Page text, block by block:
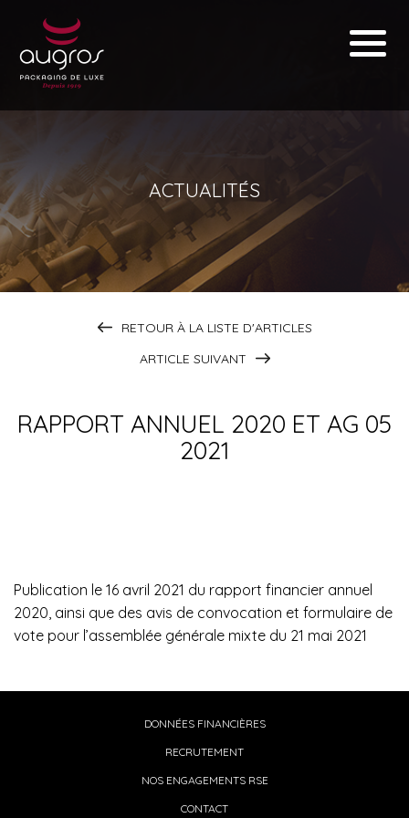
ACTUALITÉS
RETOUR À LA LISTE D'ARTICLES
ARTICLE SUIVANT
RAPPORT ANNUEL 2020 ET AG 05
2021
Publication le 16 avril 2021 du rapport financier annuel
2020, ainsi que des avis de convocation et formulaire de
vote pour l’assemblée générale mixte du 21 mai 2021
DONNÉES FINANCIÈRES
RECRUTEMENT
NOS ENGAGEMENTS RSE
CONTACT